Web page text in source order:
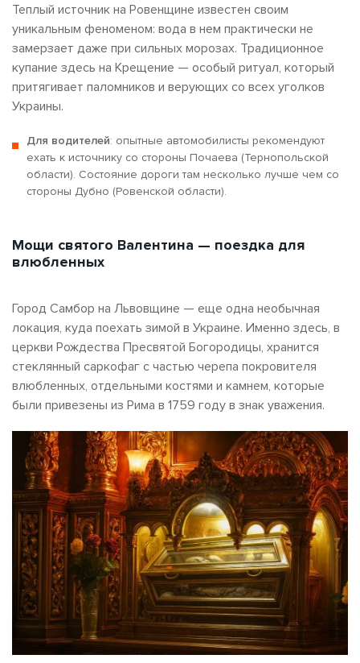
Теплый источник на Ровенщине известен своим
уникальным феноменом: вода в нем практически не
замерзает даже при сильных морозах. Традиционное
купание здесь на Крещение — особый ритуал, который
притягивает паломников и верующих со всех уголков
Украины.
Для водителей: опытные автомобилисты рекомендуют
ехать к источнику со стороны Почаева (Тернопольской
области). Состояние дороги там несколько лучше чем со
стороны Дубно (Ровенской области).
Мощи святого Валентина — поездка для
влюбленных
Город Самбор на Львовщине — еще одна необычная
локация, куда поехать зимой в Украине. Именно здесь, в
церкви Рождества Пресвятой Богородицы, хранится
стеклянный саркофаг с частью черепа покровителя
влюбленных, отдельными костями и камнем, которые
были привезены из Рима в 1759 году в знак уважения.